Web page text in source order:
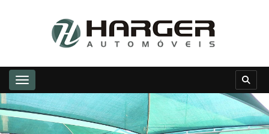
Toggle navigation